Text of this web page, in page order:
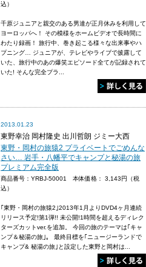
込）
千原ジュニアと親交のある男達が正月休みを利用して
ヨーロッパへ！ その模様をホームビデオで長時間に
わたり録画！ 旅行中、巻き起こる様々な出来事やハ
プニング… ジュニアが、テレビやライブで披露して
いた、旅行中のあの爆笑エピソード全てが記録されて
いた! そんな完全プラ...
2013.01.23
東野幸治 岡村隆史 出川哲朗 ジミー大西
東野・岡村の旅猿2 プライベートでごめんな
さい… 岩手・八幡平でキャンプと秘湯の旅
プレミアム完全版
商品番号：YRBJ-50001 本体価格： 3,143円（税
込）
｢東野・岡村の旅猿2｣2013年1月よりDVD4ヶ月連続
リリース予定!第1弾!! 未公開!1時間を超えるディレク
ターズカットver.を追加。 今回の旅のテーマは｢キャ
ンプ＆秘湯の旅｣。 最終目標を｢ニュージーランドで
キャンプ& 秘湯の旅｣と設定した東野と岡村は...